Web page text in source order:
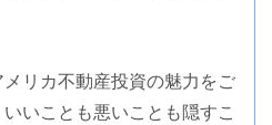
リカ不動産投資の魅力をご
いことも悪いことも隠すこ